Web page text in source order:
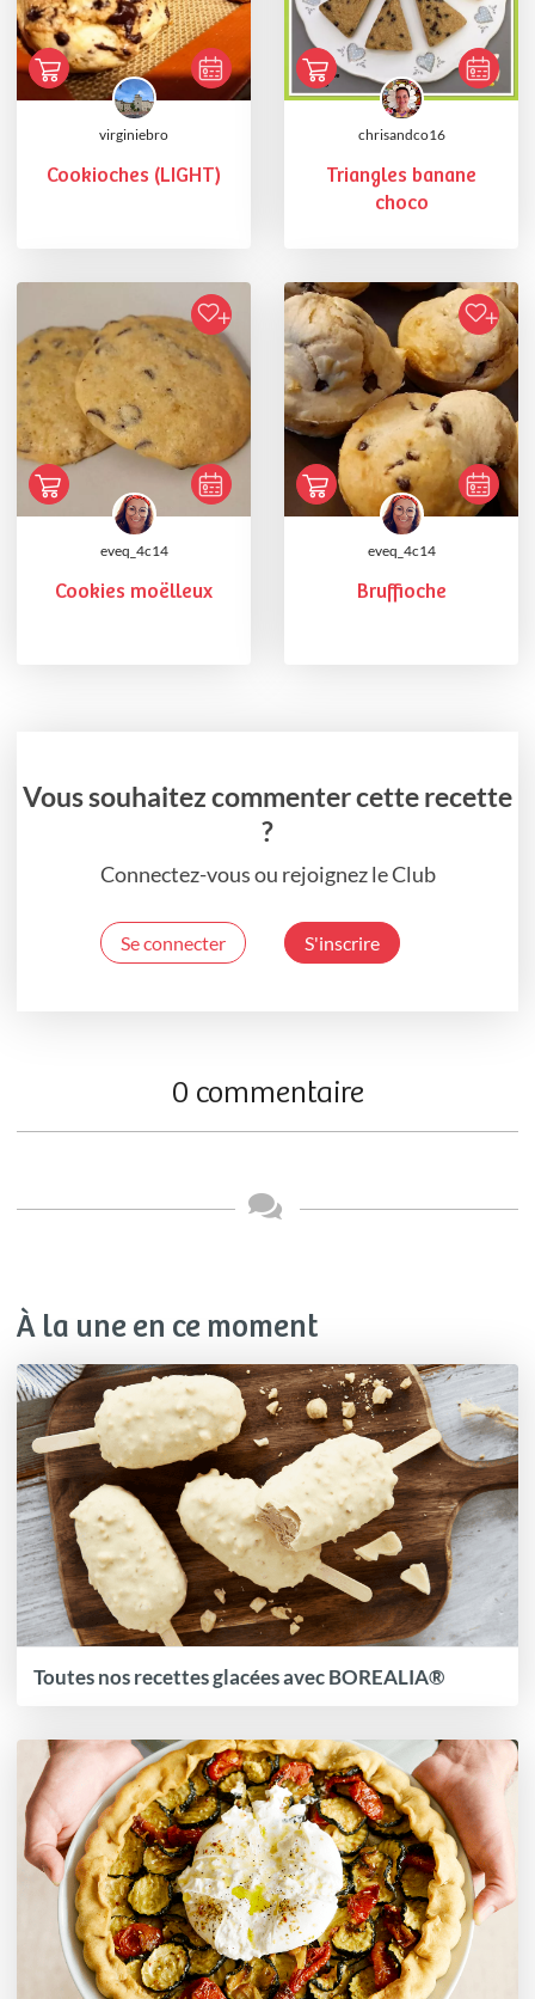
virginiebro
Cookioches (LIGHT)
chrisandco16
Triangles banane
choco
eveq_4c14
Cookies moëlleux
eveq_4c14
Bruffioche
Vous souhaitez commenter cette recette
?
Connectez-vous ou rejoignez le Club
Se connecter S'inscrire
0 commentaire
À la une en ce moment
Toutes nos recettes glacées avec BOREALIA®